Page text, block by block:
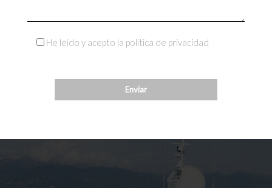
He leído y acepto la política de privacidad